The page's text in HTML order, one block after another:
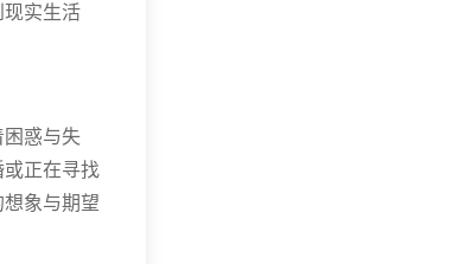
现实生活
惑与失
正在寻找
象与期望